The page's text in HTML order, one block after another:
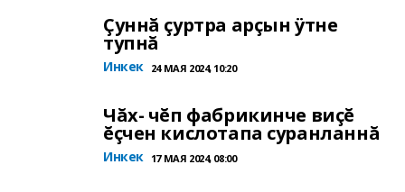
Çуннă çуртра арçын ÿтне
тупнă
Инкек 24 МАЯ 2024, 10:20
Чăх- чĕп фабрикинче виçĕ
ĕçчен кислотапа суранланнă
Инкек 17 МАЯ 2024, 08:00